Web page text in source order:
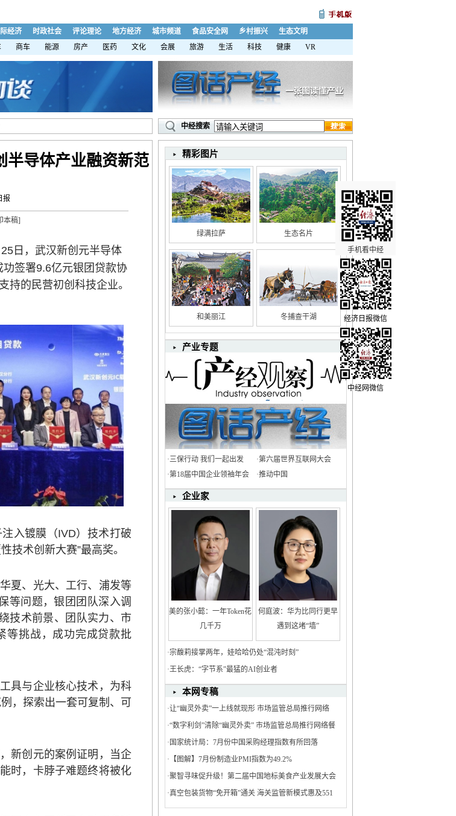
手机看中经
经济日报微信
中经网微信
经济 时政社会 评论理论 地方经济 城市频道 食品安全网 乡村振兴
生态文明
商车 能源 房产 医药 文化 会展 旅游 生活 科技 健康 VR
中经搜索
半导体产业融资新范
报
本稿]
日，武汉新创元半导体
签署9.6亿元银团贷款协
持的民营初创科技企业。
入镀膜（IVD）技术打破
技术创新大赛”最高奖。
夏、光大、工行、浦发等
等问题，银团团队深入调
技术前景、团队实力、市
等挑战，成功完成贷款批
具与企业核心技术，为科
，探索出一套可复制、可
新创元的案例证明，当企
时，卡脖子难题终将被化
精彩图片
绿满拉萨 生态名片
和美丽江 冬捕查干湖
产业专题
·三保行动 我们一起出发 ·第六届世界互联网大会
·第18届中国企业领袖年会 ·推动中国
企业家
美的张小懿：一年Token花
几千万
何庭波：华为比同行更早
遇到这堵“墙”
·宗馥莉接掌两年，娃哈哈仍处“混沌时刻”
·王长虎：“字节系”最猛的AI创业者
本网专稿
·让“幽灵外卖”一上线就现形 市场监管总局推行网络
餐饮电子证照核验应用
·“数字利剑”清除“幽灵外卖” 市场监管总局推行网络餐
饮电子证照核验应用
· 国家统计局：7月份中国采购经理指数有所回落
· 【图解】7月份制造业PMI指数为49.2%
·聚智寻味促升级！第二届中国地标美食产业发展大会
在湖南资兴成功举办
·真空包装货物“免开箱”通关 海关监管新模式惠及551
家高新技术企业